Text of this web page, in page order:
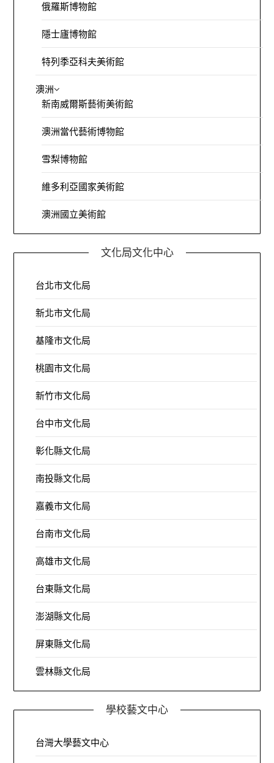
俄羅斯博物館
隱士廬博物館
特列季亞科夫美術館
澳洲
新南威爾斯藝術美術館
澳洲當代藝術博物館
雪梨博物館
維多利亞國家美術館
澳洲國立美術館
文化局文化中心
台北市文化局
新北市文化局
基隆市文化局
桃園市文化局
新竹市文化局
台中市文化局
彰化縣文化局
南投縣文化局
嘉義市文化局
台南市文化局
高雄市文化局
台東縣文化局
澎湖縣文化局
屏東縣文化局
雲林縣文化局
學校藝文中心
台灣大學藝文中心